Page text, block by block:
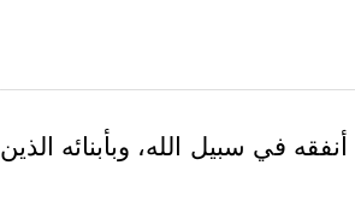
في سبيل الله، وبأبنائه الذين